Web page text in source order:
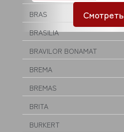
BRAS
BRASILIA
BRAVILOR BONAMAT
BREMA
BREMAS
BRITA
BURKERT